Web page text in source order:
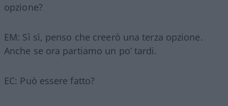
opzione?
EM: Sì sì, penso che creerò una terza opzione.
Anche se ora partiamo un po’ tardi.
EC: Può essere fatto?